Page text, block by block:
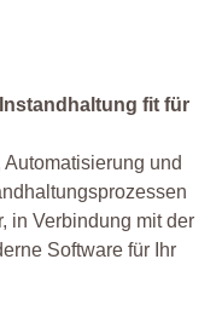
fit für
und
in Verbindung mit der
Software für Ihr